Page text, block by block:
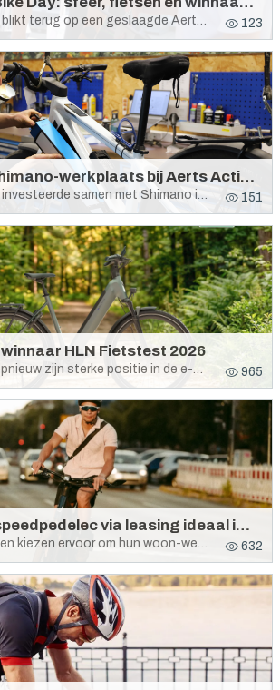
Aerts Action Bike blikt terug op een geslaagde Aerts Action Bike Day in Kalmthout met de winnaars van de Wattbattle: Hidde, Simon en Celine. 123
Vernieuwde Shimano-werkplaats bij Aerts Action Bike
Aerts Action Bike investeerde samen met Shimano in een moderne, efficiënte werkplaats voor professioneel fietsonderhoud in Kalmthout. 151
HLN Fietstest 2026
azelle bevestigt opnieuw zijn sterke positie in de e-bike markt. Tijdens de HLN Fietstest 2026 sleept het merk maar liefst zes awards in de wacht. Dat is dubbel zoveel als vorig jaar en maakt Gazelle dé grote winnaar van deze editie. 965
Waarom een speedpedelec via leasing ideaal is voor woon-werkverkeer
Steeds meer Belgen kiezen ervoor om hun woon-werkverkeer te doen met een speedpedelec. En dat is geen toeval. Je vermijdt files, bespaart kosten én komt fris aan op je werk. 632